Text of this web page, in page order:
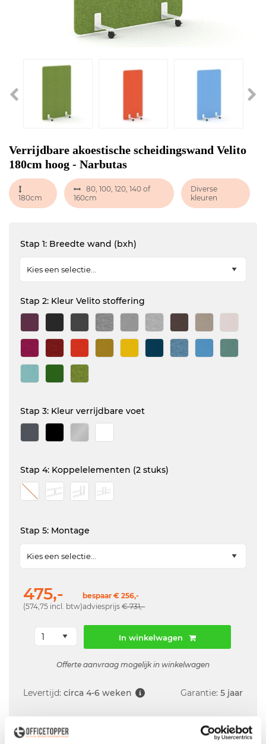
Verrijdbare akoestische scheidingswand Velito
180cm hoog - Narbutas
180cm
80, 100, 120, 140 of
160cm
Diverse
kleuren
Stap 1: Breedte wand (bxh)
Stap 2: Kleur Velito stoffering
Stap 3: Kleur verrijdbare voet
Stap 4: Koppelelementen (2 stuks)
Stap 5: Montage
475,-
(574,75 incl. btw)
bespaar € 256,-
adviesprijs € 731,-
In winkelwagen
Offerte aanvraag mogelijk in winkelwagen
Levertijd: circa 4-6 weken Garantie: 5 jaar